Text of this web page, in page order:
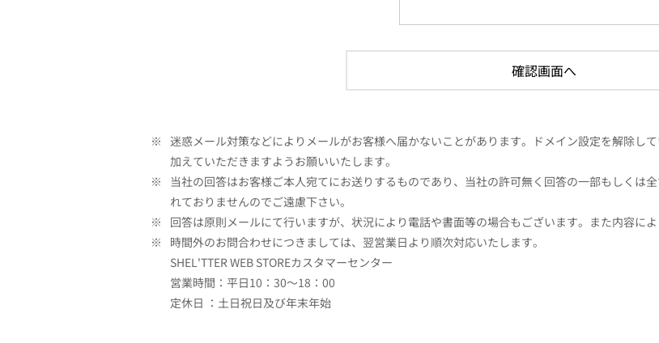
※ 迷惑メール対策などによりメールがお客様へ届かないことがあります。ドメイン設定を解除し
加えていただきますようお願いいたします。
※
当社の回答はお客様ご本人宛てにお送りするものであり、当社の許可無く回答の一部もしくは
れておりませんのでご遠慮下さい。
※
回答は原則メールにて行いますが、状況により電話や書面等の場合もございます。また内容に
※
時間外のお問合わせにつきましては、翌営業日より順次対応いたします。
SHEL'TTER WEB STOREカスタマーセンター
営業時間：平日10：30～18：00
定休日 ：土日祝日及び年末年始